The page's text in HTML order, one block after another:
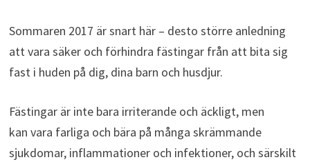
Sommaren 2017 är snart här – desto större anledning
att vara säker och förhindra fästingar från att bita sig
fast i huden på dig, dina barn och husdjur.
Fästingar är inte bara irriterande och äckligt, men
kan vara farliga och bära på många skrämmande
sjukdomar, inflammationer och infektioner, och särskilt